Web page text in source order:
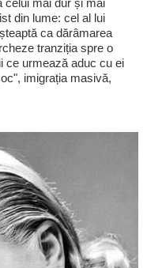
celui mai dur și mai
din lume: cel al lui
ca dărâmarea
tranziția spre o
ce urmează aduc cu ei
imigrația masivă,